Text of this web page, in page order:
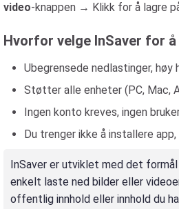
video-knappen → Klikk for å lagre
Hvorfor velge InSaver for å
Ubegrensede nedlastinger, høy
Støtter alle enheter (PC, Mac,
Ingen konto kreves, ingen
Du trenger ikke å installere
InSaver er utviklet med det
enkelt laste ned bilder eller
offentlig innhold eller innhold du